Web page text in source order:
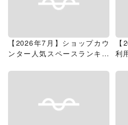
【2026年7月】ショップカウ
ンター人気スペースランキン
利